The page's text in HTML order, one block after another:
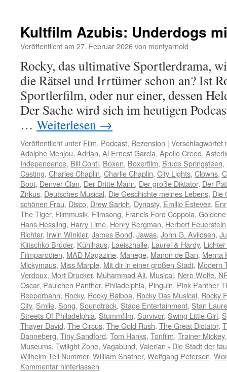
Kultfilm Azubis: Underdogs
Veröffentlicht am 27. Februar 2026von montyarnold
Rocky, das ultimative Sportlerdrama,
die Rätsel und Irrtümer schon an? Ist
Sportlerfilm, oder nur einer, dessen
Der Sache wird sich im heutigen
… Weiterlesen →
Veröffentlicht unter Film, Podcast, Rezension | Verschlagwortet
Adolphe Menjou, Adrian, Al Ernest Garcia, Apollo Creed,
Independence, Bill Conti, Boxen, Boxerfilm, Bruce Springsteen,
Casting, Charles Chaplin, Charlie Chaplin, City Lights, Clowns,
Boot, Denver-Clan, Der Dritte Mann, Der große Diktator, Der
Zirkus, Deutsches Musical, Die Geschichte meines Lebens, Die
schönen Frau, Disco, Drew Sarich, Dynasty, Emilio Estevez,
The Tiger, Filmmusik, Filmsong, Francis Ford Coppola,
Hans Hessling, Harry Lime, Henry Bergman, Herbert Feuerstein
Richter, Irwin Winkler, James Bond, Jawas, John G. Avildsen,
Klitschko Brüder, Kühlhaus, Laeiszhalle, Laurel & Hardy,
Filmparodien, MAD Magazine, Manege, Manoir de Ban, Merna
Mickymaus, Miss Marple, Mit dir in einer großen Stadt, Modern
Verdoux, Mort Drucker, Muhammad Ali, Musical, Nero Wolfe,
Oscar, Paulchen Panther, Philadelphia, Pinguin, Pink Panther
Reeperbahn, Rocky, Rocky Balboa, Rocky Das Musical, Rocky
City, Smile, Song, Soundtrack, Stage Entertainment, Stan
Streets Of Philadelphia, Stummfilm, Survivor, Swing Little Girl,
Thayer David, The Circus, The Gold Rush, The Great Dictator,
Danneberg, Tiny Sandford, Tom Hanks, Tonfilm, Trainer Mickey
Museums, Twilight Zone, Vagabund, Valerian - Die Stadt der
Wilhelm Tell Nummer, William Shatner, Wolfgang Petersen,
Kommentar hinterlassen